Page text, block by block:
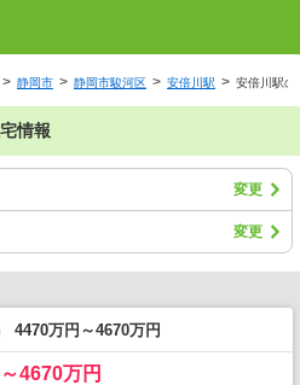
静岡市 静岡市駿河区 安倍川駅 安倍川駅の
情報
変更
変更
4470万円～4670万円
4670万円